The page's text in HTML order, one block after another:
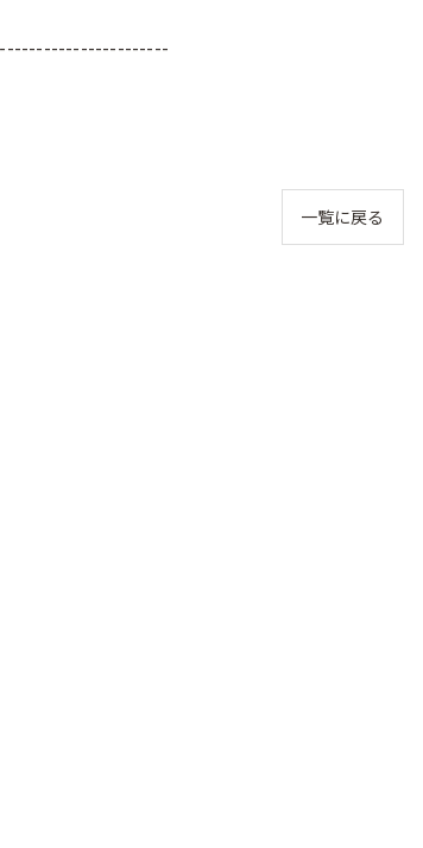
一覧に戻る